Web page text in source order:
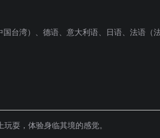
台湾）、德语、意大利语、日语、法语（
耍，体验身临其境的感觉。